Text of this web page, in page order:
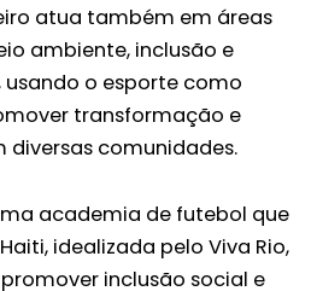
atua também em áreas
ambiente, inclusão e
o esporte como
transformação e
comunidades.
academia de futebol que
idealizada pelo Viva Rio,
inclusão social e